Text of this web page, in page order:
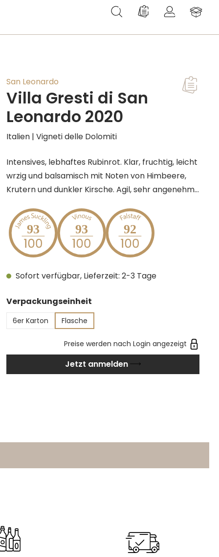
Du hast 0 Produkte
San Leonardo
Villa Gresti di San
Leonardo 2020
Italien | Vigneti delle Dolomiti
Intensives, lebhaftes Rubinrot. Klar, fruchtig, leicht
wrzig und balsamisch mit Noten von Himbeere,
Krutern und dunkler Kirsche. Agil, sehr angenehm
vegetarischen Speisen, gebratenem Wildgeflgel
und Cremesuppen.
93 93 92
Sofort verfügbar, Lieferzeit: 2-3 Tage
Verpackungseinheit
6er Karton Flasche
Preise werden nach Login angezeigt
Jetzt anmelden